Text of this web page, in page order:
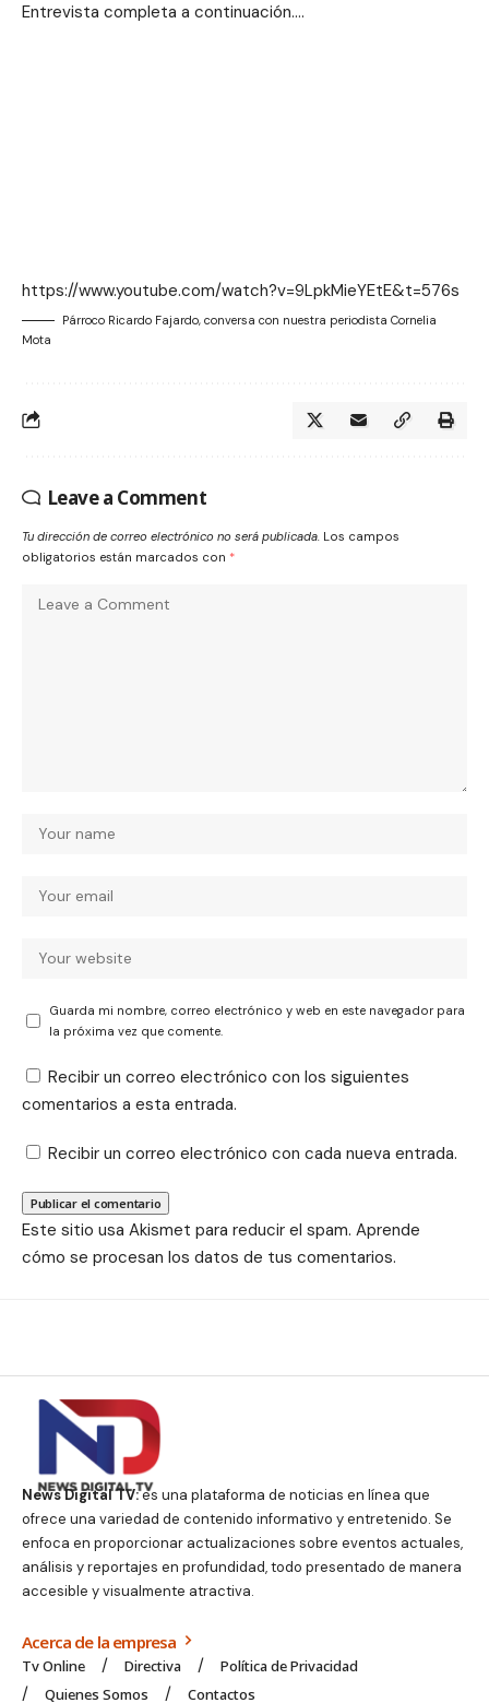
Entrevista completa a continuación….
https://www.youtube.com/watch?v=9LpkMieYEtE&t=576s
Párroco Ricardo Fajardo, conversa con nuestra periodista Cornelia
Mota
Leave a Comment
Tu dirección de correo electrónico no será publicada. Los campos
obligatorios están marcados con *
Guarda mi nombre, correo electrónico y web en este navegador para
la próxima vez que comente.
Recibir un correo electrónico con los siguientes
comentarios a esta entrada.
Recibir un correo electrónico con cada nueva entrada.
Este sitio usa Akismet para reducir el spam. Aprende
cómo se procesan los datos de tus comentarios.
News Digital TV:es una plataforma de noticias en línea que
ofrece una variedad de contenido informativo y entretenido. Se
enfoca en proporcionar actualizaciones sobre eventos actuales,
análisis y reportajes en profundidad, todo presentado de manera
accesible y visualmente atractiva.
Acerca de la empresa
Tv Online Directiva
Política de Privacidad
Quienes Somos
Contactos